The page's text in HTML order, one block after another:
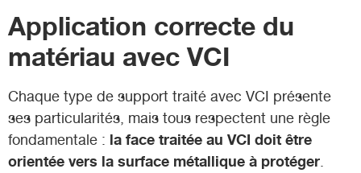
Application correcte du
matériau avec VCI
Chaque type de support traité avec VCI présente
ses particularités, mais tous respectent une règle
fondamentale : la face traitée au VCI doit être
orientée vers la surface métallique à protéger.